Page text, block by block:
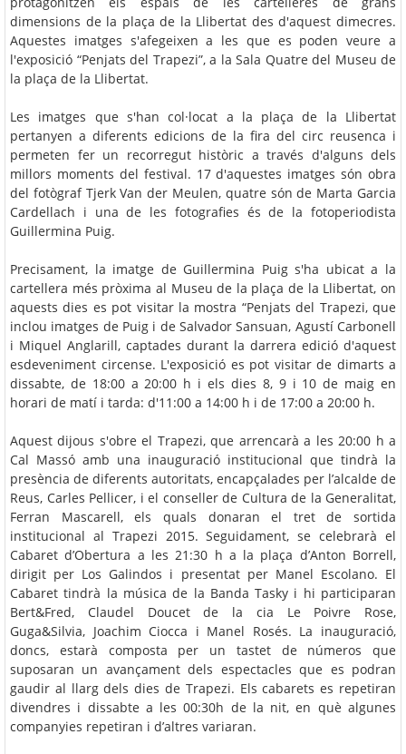
dimensions de la plaça de la Llibertat des d'aquest dimecres.
Aquestes imatges s'afegeixen a les que es poden veure a
l'exposició “Penjats del Trapezi”, a la Sala Quatre del Museu de
la plaça de la Llibertat.
Les imatges que s'han col·locat a la plaça de la Llibertat
pertanyen a diferents edicions de la fira del circ reusenca i
permeten fer un recorregut històric a través d'alguns dels
millors moments del festival. 17 d'aquestes imatges són obra
del fotògraf Tjerk Van der Meulen, quatre són de Marta Garcia
Cardellach i una de les fotografies és de la fotoperiodista
Guillermina Puig.
Precisament, la imatge de Guillermina Puig s'ha ubicat a la
cartellera més pròxima al Museu de la plaça de la Llibertat, on
aquests dies es pot visitar la mostra “Penjats del Trapezi, que
inclou imatges de Puig i de Salvador Sansuan, Agustí Carbonell
i Miquel Anglarill, captades durant la darrera edició d'aquest
esdeveniment circense. L'exposició es pot visitar de dimarts a
dissabte, de 18:00 a 20:00 h i els dies 8, 9 i 10 de maig en
horari de matí i tarda: d'11:00 a 14:00 h i de 17:00 a 20:00 h.
Aquest dijous s'obre el Trapezi, que arrencarà a les 20:00 h a
Cal Massó amb una inauguració institucional que tindrà la
presència de diferents autoritats, encapçalades per l’alcalde de
Reus, Carles Pellicer, i el conseller de Cultura de la Generalitat,
Ferran Mascarell, els quals donaran el tret de sortida
institucional al Trapezi 2015. Seguidament, se celebrarà el
Cabaret d’Obertura a les 21:30 h a la plaça d’Anton Borrell,
dirigit per Los Galindos i presentat per Manel Escolano. El
Cabaret tindrà la música de la Banda Tasky i hi participaran
Bert&Fred, Claudel Doucet de la cia Le Poivre Rose,
Guga&Silvia, Joachim Ciocca i Manel Rosés. La inauguració,
doncs, estarà composta per un tastet de números que
suposaran un avançament dels espectacles que es podran
gaudir al llarg dels dies de Trapezi. Els cabarets es repetiran
divendres i dissabte a les 00:30h de la nit, en què algunes
companyies repetiran i d’altres variaran.